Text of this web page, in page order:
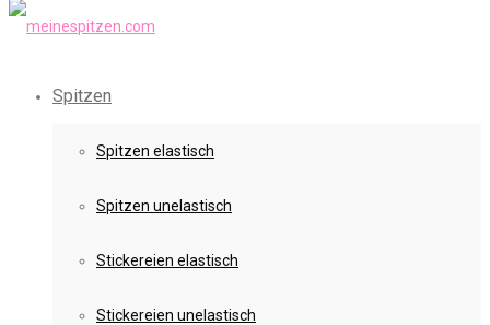
Spitzen
Spitzen elastisch
Spitzen unelastisch
Stickereien elastisch
Stickereien unelastisch